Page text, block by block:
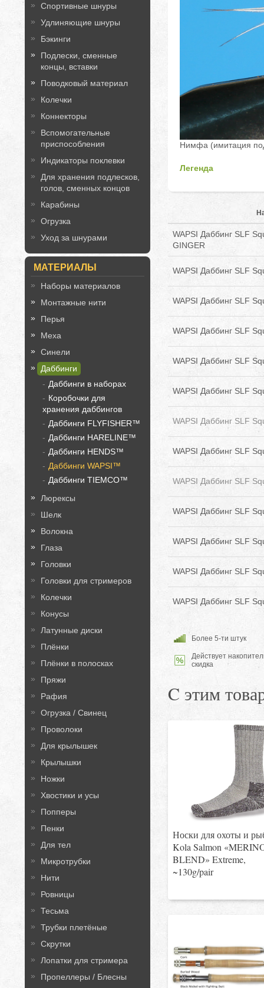
Спортивные шнуры
Удлиняющие шнуры
Бэкинги
Подлески, сменные
концы, вставки
Поводковый материал
Колечки
Коннекторы
Вспомогательные
приспособления
Индикаторы поклевки
Для хранения подлесков,
голов, сменных концов
Карабины
Огрузка
Уход за шнурами
МАТЕРИАЛЫ
Наборы материалов
Монтажные нити
Перья
Меха
Синели
Даббинги
Даббинги в наборах
Коробочки для
хранения даббингов
Даббинги FLYFISHER™
Даббинги HARELINE™
Даббинги HENDS™
Даббинги WAPSI™
Даббинги TIEMCO™
Люрексы
Шелк
Волокна
Глаза
Головки
Головки для стримеров
Колечки
Конусы
Латунные диски
Плёнки
Плёнки в полосках
Пряжи
Рафия
Огрузка / Свинец
Проволоки
Для крылышек
Крылышки
Ножки
Хвостики и усы
Попперы
Пенки
Для тел
Микротрубки
Нити
Ровницы
Тесьма
Трубки плетёные
Скрутки
Лопатки для стримера
Пропеллеры / Блесны
Нимфа (имитация
Легенда
WAPSI Даббинг SLF
GINGER
WAPSI Даббинг SLF
WAPSI Даббинг SLF
WAPSI Даббинг SLF
WAPSI Даббинг SLF
WAPSI Даббинг SLF
WAPSI Даббинг SLF
WAPSI Даббинг SLF
WAPSI Даббинг SLF
WAPSI Даббинг SLF
WAPSI Даббинг SLF
WAPSI Даббинг SLF
WAPSI Даббинг SLF
Более 5-ти штук
Действует
скидка
C этим
Носки для охоты и
Kola Salmon
BLEND» Extreme,
~130g/pair